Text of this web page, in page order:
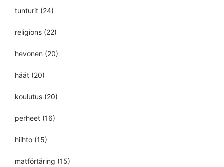
tunturit (24)
religions (22)
hevonen (20)
häät (20)
koulutus (20)
perheet (16)
hiihto (15)
matförtäring (15)